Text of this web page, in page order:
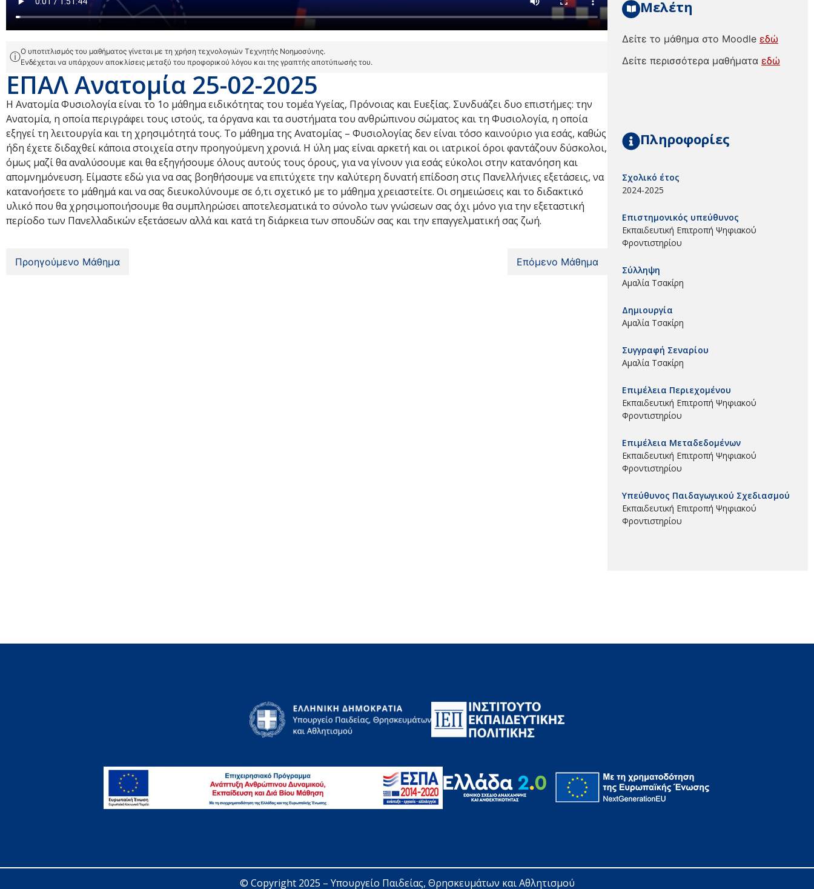
ⓘΟ υποτιτλισμός του μαθήματος γίνεται με τη χρήση τεχνολογιών Τεχνητής Νοημοσύνης.
Ενδέχεται να υπάρχουν αποκλίσεις μεταξύ του προφορικού λόγου και της γραπτής αποτύπωσής του.
ΕΠΑΛ Ανατομία 25-02-2025
Η Ανατομία Φυσιολογία είναι το 1ο μάθημα ειδικότητας του τομέα Υγείας, Πρόνοιας και Ευεξίας. Συνδυάζει δυο επιστήμες: την
Ανατομία, η οποία περιγράφει τους ιστούς, τα όργανα και τα συστήματα του ανθρώπινου σώματος και τη Φυσιολογία, η οποία
εξηγεί τη λειτουργία και τη χρησιμότητά τους. Το μάθημα της Ανατομίας – Φυσιολογίας δεν είναι τόσο καινούριο για εσάς, καθώς
ήδη έχετε διδαχθεί κάποια στοιχεία στην προηγούμενη χρονιά. Η ύλη μας είναι αρκετή και οι ιατρικοί όροι φαντάζουν δύσκολοι,
όμως μαζί θα αναλύσουμε και θα εξηγήσουμε όλους αυτούς τους όρους, για να γίνουν για εσάς εύκολοι στην κατανόηση και
απομνημόνευση. Είμαστε εδώ για να σας βοηθήσουμε να επιτύχετε την καλύτερη δυνατή επίδοση στις Πανελλήνιες εξετάσεις, να
κατανοήσετε το μάθημά και να σας διευκολύνουμε σε ό,τι σχετικό με το μάθημα χρειαστείτε. Οι σημειώσεις και το διδακτικό
υλικό που θα χρησιμοποιήσουμε θα συμπληρώσει αποτελεσματικά το σύνολο των γνώσεων σας όχι μόνο για την εξεταστική
περίοδο των Πανελλαδικών εξετάσεων αλλά και κατά τη διάρκεια των σπουδών σας και την επαγγελματική σας ζωή.
Προηγούμενο Μάθημα Επόμενο Μάθημα
Μελέτη
Δείτε το μάθημα στο Moodle εδώ
Δείτε περισσότερα μαθήματα εδώ
Πληροφορίες
Σχολικό έτος
2024-2025
Επιστημονικός υπεύθυνος
Εκπαιδευτική Επιτροπή Ψηφιακού
Φροντιστηρίου
Σύλληψη
Αμαλία Τσακίρη
Δημιουργία
Αμαλία Τσακίρη
Συγγραφή Σεναρίου
Αμαλία Τσακίρη
Επιμέλεια Περιεχομένου
Εκπαιδευτική Επιτροπή Ψηφιακού
Φροντιστηρίου
Επιμέλεια Μεταδεδομένων
Εκπαιδευτική Επιτροπή Ψηφιακού
Φροντιστηρίου
Υπεύθυνος Παιδαγωγικού Σχεδιασμού
Εκπαιδευτική Επιτροπή Ψηφιακού
Φροντιστηρίου
© Copyright 2025 – Υπουργείο Παιδείας, Θρησκευμάτων και Αθλητισμού